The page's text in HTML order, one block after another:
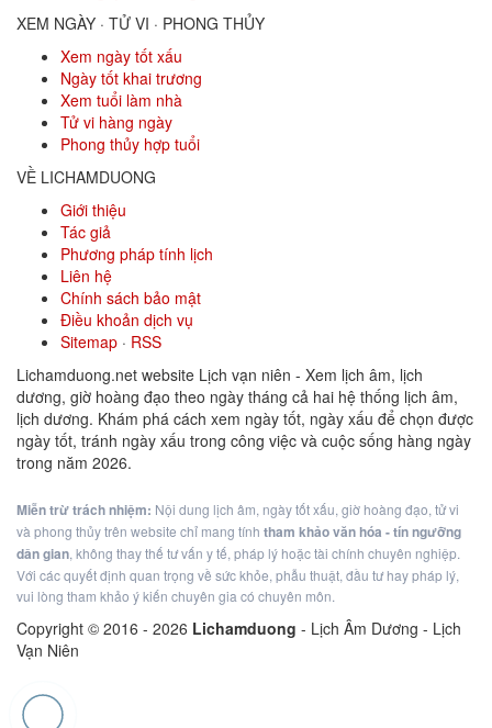
XEM NGÀY · TỬ VI · PHONG THỦY
Xem ngày tốt xấu
Ngày tốt khai trương
Xem tuổi làm nhà
Tử vi hàng ngày
Phong thủy hợp tuổi
VỀ LICHAMDUONG
Giới thiệu
Tác giả
Phương pháp tính lịch
Liên hệ
Chính sách bảo mật
Điều khoản dịch vụ
Sitemap · RSS
Lichamduong.net website Lịch vạn niên - Xem lịch âm, lịch
dương, giờ hoàng đạo theo ngày tháng cả hai hệ thống lịch âm,
lịch dương. Khám phá cách xem ngày tốt, ngày xấu để chọn được
ngày tốt, tránh ngày xấu trong công việc và cuộc sống hàng ngày
trong năm 2026.
Miễn trừ trách nhiệm: Nội dung lịch âm, ngày tốt xấu, giờ hoàng đạo, tử vi
và phong thủy trên website chỉ mang tính tham khảo văn hóa - tín ngưỡng
dân gian, không thay thế tư vấn y tế, pháp lý hoặc tài chính chuyên nghiệp.
Với các quyết định quan trọng về sức khỏe, phẫu thuật, đầu tư hay pháp lý,
vui lòng tham khảo ý kiến chuyên gia có chuyên môn.
Copyright © 2016 - 2026 Lichamduong - Lịch Âm Dương - Lịch
Vạn Niên